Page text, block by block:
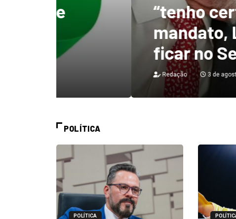
“tenho certeza
mandato, Lula vai
ficar no Senado”,
3 de agosto de 2026
POLÍTICA
POLÍTICA